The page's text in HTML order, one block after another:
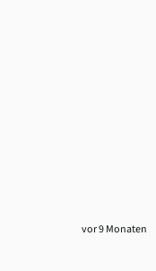
vor 9 Monaten